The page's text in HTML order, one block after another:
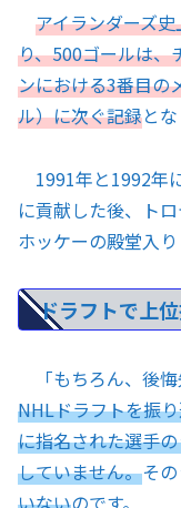
アイランダーズ
り、500ゴールは、
ンにおける3番目の
ル）に次ぐ記録と
1991年と1992年
に貢献した後、ト
ホッケーの殿堂入り
ドラフトで上
「もちろん、後悔
NHLドラフトを振
に指名された選手
していません。そ
いないのです。